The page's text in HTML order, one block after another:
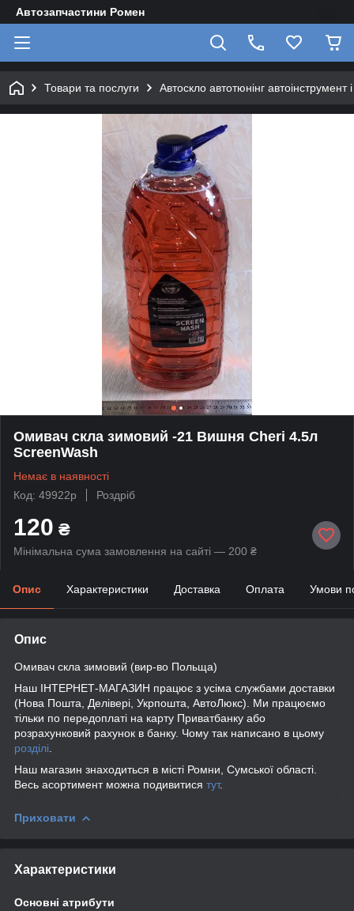
Автозапчастини Ромен
Товари та послуги Автоскло автотюнінг автоінструмент
Омивач скла зимовий -21 Вишня Cheri 4.5л
ScreenWash
Немає в наявності
Код: 49922p
Роздріб
120 ₴
Мінімальна сума замовлення на сайті — 200 ₴
Опис Характеристики Доставка Оплата Умови
Опис
Омивач скла зимовий (вир-во Польща)
Наш ІНТЕРНЕТ-МАГАЗИН працює з усіма службами доставки
(Нова Пошта, Делівері, Укрпошта, АвтоЛюкс). Ми працюємо
тільки по передоплаті на карту Приватбанку або
розрахунковий рахунок в банку. Чому так написано в цьому
розділі
Наш магазин знаходиться в місті Ромни, Сумської області.
Весь асортимент можна подивитися тут.
Приховати
Характеристики
Основні атрибути